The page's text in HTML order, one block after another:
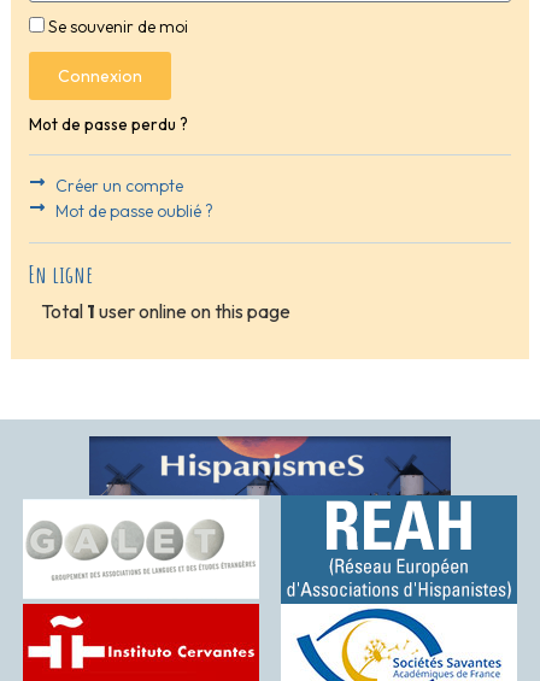
Se souvenir de moi
Connexion
Mot de passe perdu ?
Créer un compte
Mot de passe oublié ?
En ligne
Total 1 user online on this page